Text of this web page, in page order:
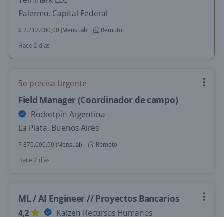
Palermo, Capital Federal
$ 2.217.000,00 (Mensual)
Remoto
Hace 2 días
Se precisa Urgente
Field Manager (Coordinador de campo)
Rocketpin Argentina
La Plata, Buenos Aires
$ 870.000,00 (Mensual)
Remoto
Hace 2 días
ML / AI Engineer // Proyectos Bancarios
4,2
Kaizen Recursos Humanos